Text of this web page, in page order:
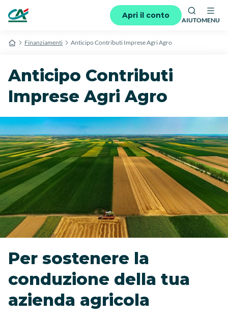
Apri il conto
AIUTOMENU
Finanziamenti Anticipo Contributi Imprese Agri Agro
Anticipo Contributi
Imprese Agri Agro
Per sostenere la
conduzione della tua
azienda agricola